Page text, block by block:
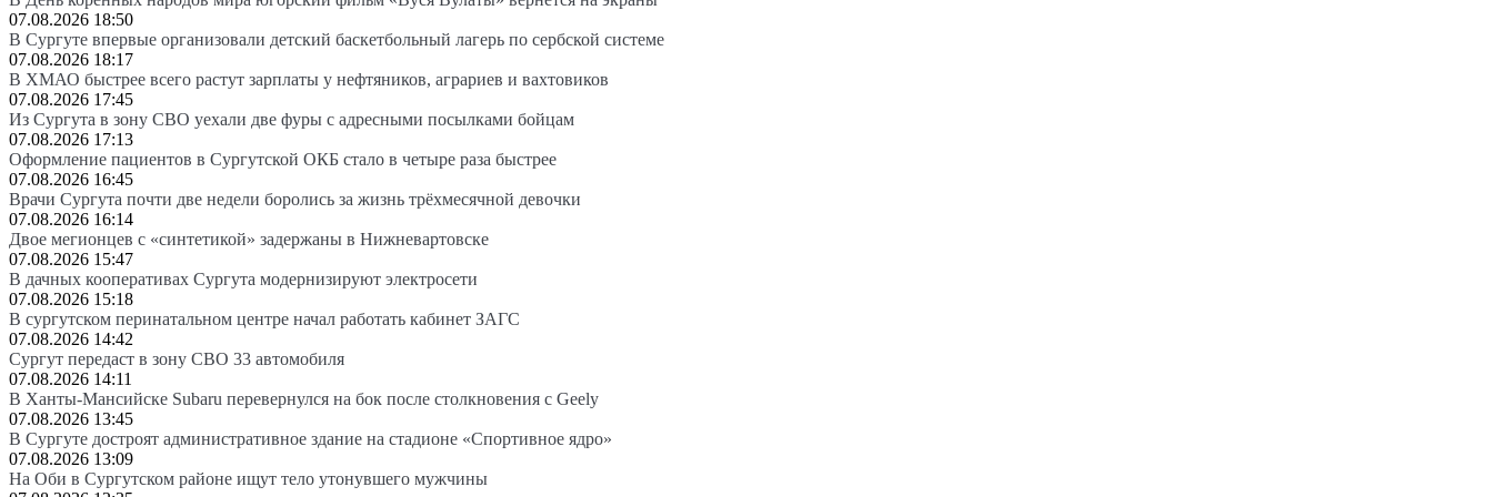
07.08.2026 18:50
В Сургуте впервые организовали детский баскетбольный лагерь по сербской системе
07.08.2026 18:17
В ХМАО быстрее всего растут зарплаты у нефтяников, аграриев и вахтовиков
07.08.2026 17:45
Из Сургута в зону СВО уехали две фуры с адресными посылками бойцам
07.08.2026 17:13
Оформление пациентов в Сургутской ОКБ стало в четыре раза быстрее
07.08.2026 16:45
Врачи Сургута почти две недели боролись за жизнь трёхмесячной девочки
07.08.2026 16:14
Двое мегионцев с «синтетикой» задержаны в Нижневартовске
07.08.2026 15:47
В дачных кооперативах Сургута модернизируют электросети
07.08.2026 15:18
В сургутском перинатальном центре начал работать кабинет ЗАГС
07.08.2026 14:42
Сургут передаст в зону СВО 33 автомобиля
07.08.2026 14:11
В Ханты-Мансийске Subaru перевернулся на бок после столкновения с Geely
07.08.2026 13:45
В Сургуте достроят административное здание на стадионе «Спортивное ядро»
07.08.2026 13:09
На Оби в Сургутском районе ищут тело утонувшего мужчины